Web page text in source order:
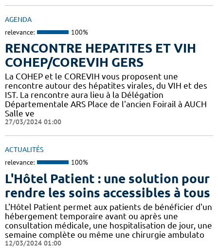
AGENDA
relevance: 100%
RENCONTRE HEPATITES ET VIH
COHEP/COREVIH GERS
La COHEP et le COREVIH vous proposent une
rencontre autour des hépatites virales, du VIH et des
IST. La rencontre aura lieu à la Délégation
Départementale ARS Place de l'ancien Foirail à AUCH
Salle ve
27/03/2024 01:00
ACTUALITÉS
relevance: 100%
L'Hôtel Patient : une solution pour
rendre les soins accessibles à tous
L'Hôtel Patient permet aux patients de bénéficier d'un
hébergement temporaire avant ou après une
consultation médicale, une hospitalisation de jour, une
semaine complète ou même une chirurgie ambulato
12/03/2024 01:00